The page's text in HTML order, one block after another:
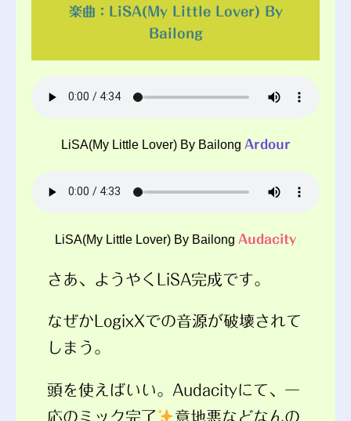
楽曲：LiSA(My Little Lover) By
Bailong
LiSA(My Little Lover) By Bailong Ardour
LiSA(My Little Lover) By Bailong Audacity
さあ、ようやくLiSA完成です。
なぜかLogixXでの音源が破壊されて
しまう。
頭を使えばいい。Audacityにて、一
応のミック完了
意地悪などなんの